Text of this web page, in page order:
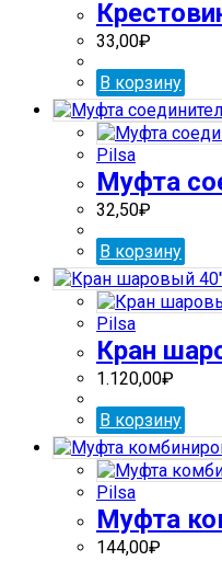
33,00₽
В корзину
Pilsa
Муфта
32,50₽
В корзину
Pilsa
Кран
1.120,00₽
В корзину
Pilsa
Муфта
144,00₽